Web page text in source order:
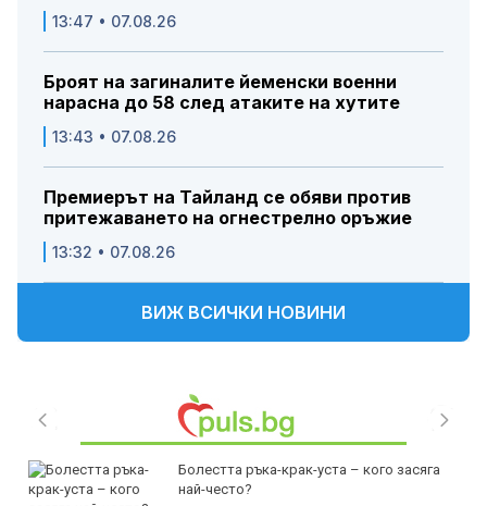
13:47 • 07.08.26
Броят на загиналите йеменски военни
нарасна до 58 след атаките на хутите
13:43 • 07.08.26
Премиерът на Тайланд се обяви против
притежаването на огнестрелно оръжие
13:32 • 07.08.26
ВИЖ ВСИЧКИ НОВИНИ
Болестта ръка-крак-уста – кого засяга
най-често?